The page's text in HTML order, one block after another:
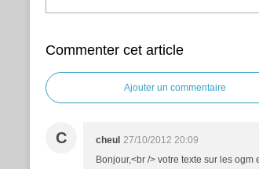
Commenter cet article
Ajouter un commentaire
C cheul 27/10/2012 20:09
Bonjour,<br /> votre texte sur les